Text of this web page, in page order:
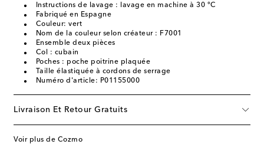
Instructions de lavage : lavage en machine à 30 °C
Fabriqué en Espagne
Couleur: vert
Nom de la couleur selon créateur : F7001
Ensemble deux pièces
Col : cubain
Poches : poche poitrine plaquée
Taille élastiquée à cordons de serrage
Numéro d'article: P01155000
Livraison Et Retour Gratuits
Voir plus de Cozmo